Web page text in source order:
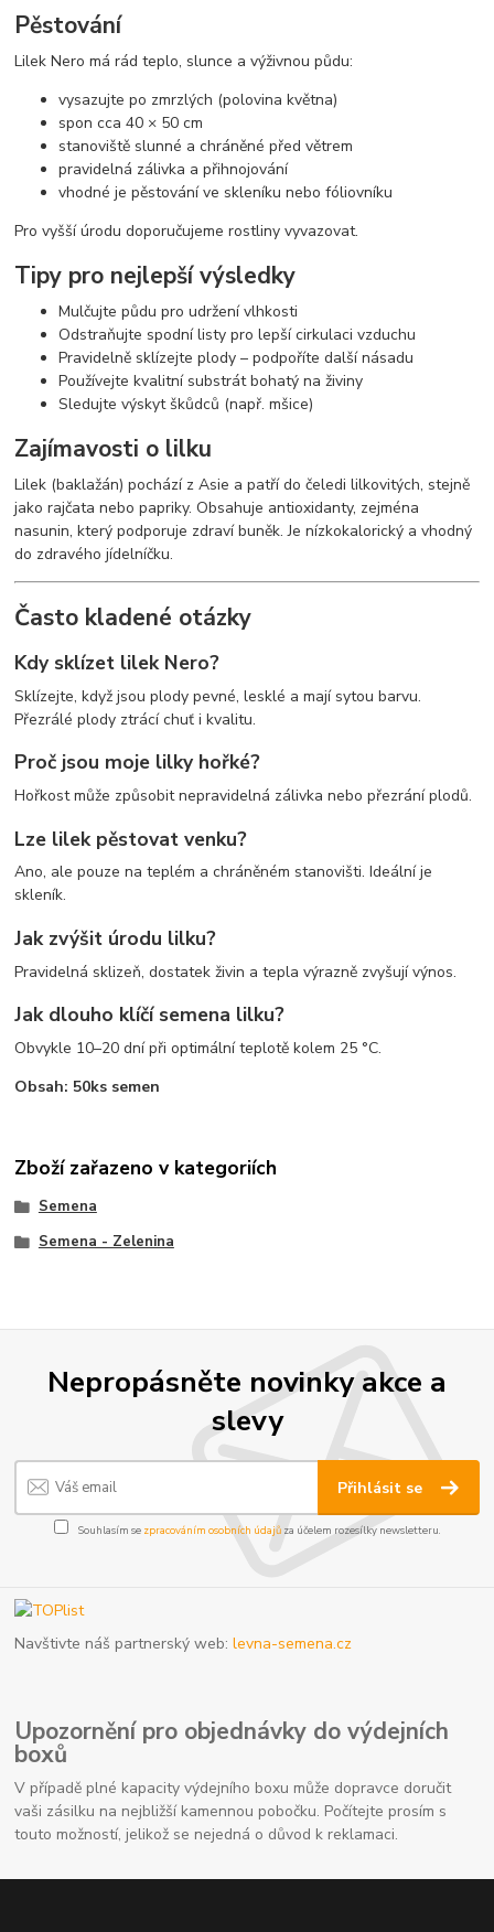
Pěstování
Lilek Nero má rád teplo, slunce a výživnou půdu:
vysazujte po zmrzlých (polovina května)
spon cca 40 × 50 cm
stanoviště slunné a chráněné před větrem
pravidelná zálivka a přihnojování
vhodné je pěstování ve skleníku nebo fóliovníku
Pro vyšší úrodu doporučujeme rostliny vyvazovat.
Tipy pro nejlepší výsledky
Mulčujte půdu pro udržení vlhkosti
Odstraňujte spodní listy pro lepší cirkulaci vzduchu
Pravidelně sklízejte plody – podpoříte další násadu
Používejte kvalitní substrát bohatý na živiny
Sledujte výskyt škůdců (např. mšice)
Zajímavosti o lilku
Lilek (baklažán) pochází z Asie a patří do čeledi lilkovitých, stejně
jako rajčata nebo papriky. Obsahuje antioxidanty, zejména
nasunin, který podporuje zdraví buněk. Je nízkokalorický a vhodný
do zdravého jídelníčku.
Často kladené otázky
Kdy sklízet lilek Nero?
Sklízejte, když jsou plody pevné, lesklé a mají sytou barvu.
Přezrálé plody ztrácí chuť i kvalitu.
Proč jsou moje lilky hořké?
Hořkost může způsobit nepravidelná zálivka nebo přezrání plodů.
Lze lilek pěstovat venku?
Ano, ale pouze na teplém a chráněném stanovišti. Ideální je
skleník.
Jak zvýšit úrodu lilku?
Pravidelná sklizeň, dostatek živin a tepla výrazně zvyšují výnos.
Jak dlouho klíčí semena lilku?
Obvykle 10–20 dní při optimální teplotě kolem 25 °C.
Obsah: 50ks semen
Zboží zařazeno v kategoriích
Semena
Semena - Zelenina
Nepropásněte novinky akce a
slevy
Přihlásit se
Souhlasím se zpracováním osobních údajůza účelem rozesílky newsletteru.
Navštivte náš partnerský web:levna-semena.cz
Upozornění pro objednávky do výdejních
boxů
V případě plné kapacity výdejního boxu může dopravce doručit
vaši zásilku na nejbližší kamennou pobočku. Počítejte prosím s
touto možností, jelikož se nejedná o důvod k reklamaci.